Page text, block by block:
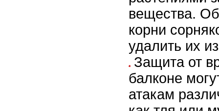
вещества.
корни
удалить их
Защита от
балконе
атакам